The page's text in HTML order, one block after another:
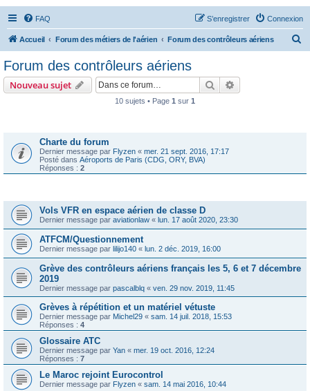
FAQ Connexion
S’enregistrer
Accueil Forum des métiers de l'aérien Forum des contrôleurs aériens
Forum des contrôleurs aériens
Nouveau sujet Rechercher
10 sujets • Page 1 sur 1
Charte du forum
Dernier message par Flyzen « mer. 21 sept. 2016, 17:17
Posté dans Aéroports de Paris (CDG, ORY, BVA)
Réponses : 2
Vols VFR en espace aérien de classe D
Dernier message par aviationlaw « lun. 17 août 2020, 23:30
ATFCM/Questionnement
Dernier message par lilijo140 « lun. 2 déc. 2019, 16:00
Grève des contrôleurs aériens français les 5, 6 et 7 décembre
2019
Dernier message par pascalblq « ven. 29 nov. 2019, 11:45
Grèves à répétition et un matériel vétuste
Dernier message par Michel29 « sam. 14 juil. 2018, 15:53
Réponses : 4
Glossaire ATC
Dernier message par Yan « mer. 19 oct. 2016, 12:24
Réponses : 7
Le Maroc rejoint Eurocontrol
Dernier message par Flyzen « sam. 14 mai 2016, 10:44